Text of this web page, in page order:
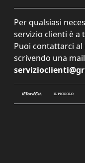
Per qualsiasi
servizio clienti è a
Puoi contattarci
scrivendo una